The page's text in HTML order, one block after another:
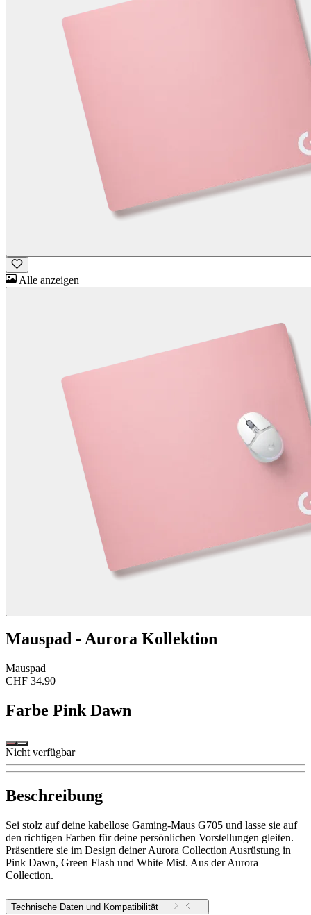
Alle anzeigen
Mauspad - Aurora Kollektion
Mauspad
CHF 34.90
Farbe Pink Dawn
Nicht verfügbar
Beschreibung
Sei stolz auf deine kabellose Gaming-Maus G705 und lasse sie auf
den richtigen Farben für deine persönlichen Vorstellungen gleiten.
Präsentiere sie im Design deiner Aurora Collection Ausrüstung in
Pink Dawn, Green Flash und White Mist. Aus der Aurora
Collection.
Technische Daten und Kompatibilität